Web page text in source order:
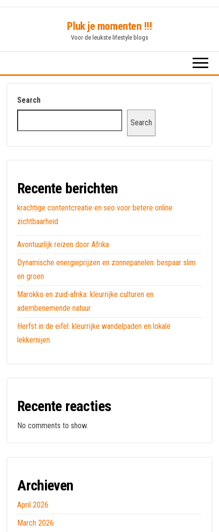
content
Pluk je momenten !!!
Voor de leukste lifestyle blogs
Search
Search
Recente berichten
krachtige contentcreatie en seo voor betere online
zichtbaarheid
Avontuurlijk reizen door Afrika
Dynamische energieprijzen en zonnepanelen: bespaar slim
en groen
Marokko en zuid-afrika: kleurrijke culturen en
adembenemende natuur
Herfst in de eifel: kleurrijke wandelpaden en lokale
lekkernijen
Recente reacties
No comments to show.
Archieven
April 2026
March 2026